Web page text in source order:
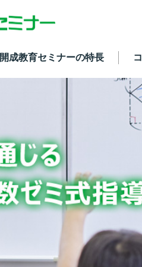
開成教育セミナーの特長